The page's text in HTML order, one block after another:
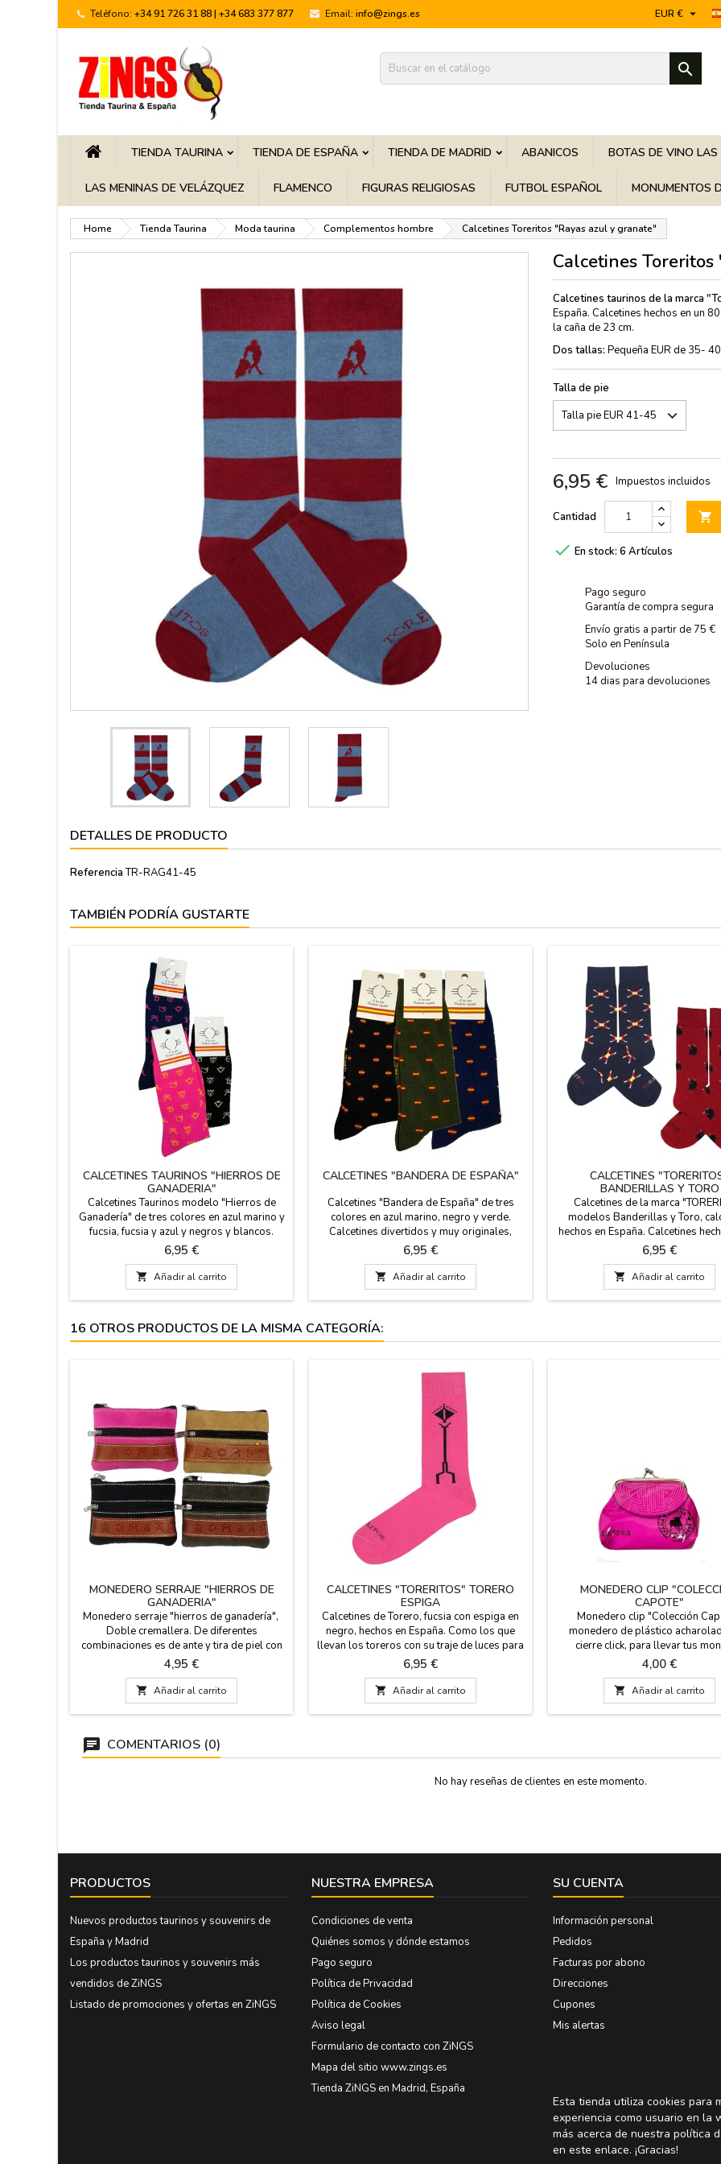
Teléfono: +34 91 726 31 88 | +34 683 377 877 Email: info@zings.es EUR € 

TIENDA TAURINA TIENDA DE ESPAÑA TIENDA DE MADRID ABANICOS BOTAS DE VINO LAS
LAS MENINAS DE VELÁZQUEZ FLAMENCO FIGURAS RELIGIOSAS FUTBOL ESPAÑOL MONUMENTOS
Home Tienda Taurina Moda taurina Complementos hombre Calcetines Toreritos "Rayas azul y granate"
Calcetines
Calcetines taurinos de la marca
España. Calcetines hechos en un
la caña de 23 cm.
Dos tallas: Pequeña EUR de 35-
Talla de pie
6,95 € Impuestos incluidos
Cantidad 
 En stock: 6 Artículos
Pago seguro
Garantía de compra segura
Envío gratis a partir de 75 €
Solo en Península
Devoluciones
14 dias para devoluciones
DETALLES DE PRODUCTO
Referencia TR-RAG41-45
TAMBIÉN PODRÍA GUSTARTE
CALCETINES TAURINOS "HIERROS DE
GANADERIA"
Calcetines Taurinos modelo "Hierros de
Ganadería" de tres colores en azul marino y
fucsia, fucsia y azul y negros y blancos.
Calcetines divertidos y muy originales,
ideales para regalar a los mas taurinos. Son
de altura a media pierna y disponibles en
dos tallas. Composición de algodón
peinado. Medidas: talla de pie de 36 - 40
Precio
6,95 €
 Añadir al carrito
CALCETINES "BANDERA DE ESPAÑA"
Calcetines "Bandera de España" de tres
colores en azul marino, negro y verde.
Calcetines divertidos y muy originales,
ideales para regalar a los mas españoles.
Son de altura a media pierna. Composición
de algodón peinado. Medidas: talla de pie
de 36/40 y 41/45
Precio
6,95 €
 Añadir al carrito
CALCETINES
BANDERILLAS Y TORO
Calcetines de la marca
modelos Banderillas y Toro,
hechos en España. Calcetines
80% de algodón, un 17% de
3% de licra. Tienen la caña de 23
tallas: Pequeña EUR de 35- 40 y
41- 45
Precio
6,95 €
 Añadir al carrito
16 OTROS PRODUCTOS DE LA MISMA CATEGORÍA:
MONEDERO SERRAJE "HIERROS DE
GANADERIA"
Monedero serraje "hierros de ganadería",
Doble cremallera. De diferentes
combinaciones es de ante y tira de piel con
símbolos de hierros de ganadería. Por su
tamaño, es ideal para monedas o tarjetas.
Medidas: 11 cm. de largo x 8 cm. de alto.
Precio
4,95 €
 Añadir al carrito
CALCETINES "TORERITOS" TORERO
ESPIGA
Calcetines de Torero, fucsia con espiga en
negro, hechos en España. Como los que
llevan los toreros con su traje de luces para
torear. Composición: 80% de algodón, 17
% de poliamida y un 3% de licra. El alto de
caña es de 23 cm. Dos tallas: Pequeña EUR
de 35- 40 y Grande EUR de 41- 45
Precio
6,95 €
 Añadir al carrito
MONEDERO CLIP
CAPOTE"
Monedero clip "Colección
monedero de plástico
cierre click, para llevar tus
siempre a mano- Medida: 10
Precio
4,00 €
 Añadir al carrito
COMENTARIOS (0)
No hay reseñas de clientes en este momento.
PRODUCTOS
Nuevos productos taurinos y souvenirs de
España y Madrid
Los productos taurinos y souvenirs más
vendidos de ZiNGS
Listado de promociones y ofertas en ZiNGS
NUESTRA EMPRESA
Condiciones de venta
Quiénes somos y dónde estamos
Pago seguro
Política de Privacidad
Política de Cookies
Aviso legal
Formulario de contacto con ZiNGS
Mapa del sitio www.zings.es
Tienda ZiNGS en Madrid, España
SU CUENTA
Información personal
Pedidos
Facturas por abono
Direcciones
Cupones
Mis alertas
Esta tienda utiliza cookies para
experiencia como usuario en la
más acerca de nuestra política
en este enlace. ¡Gracias!